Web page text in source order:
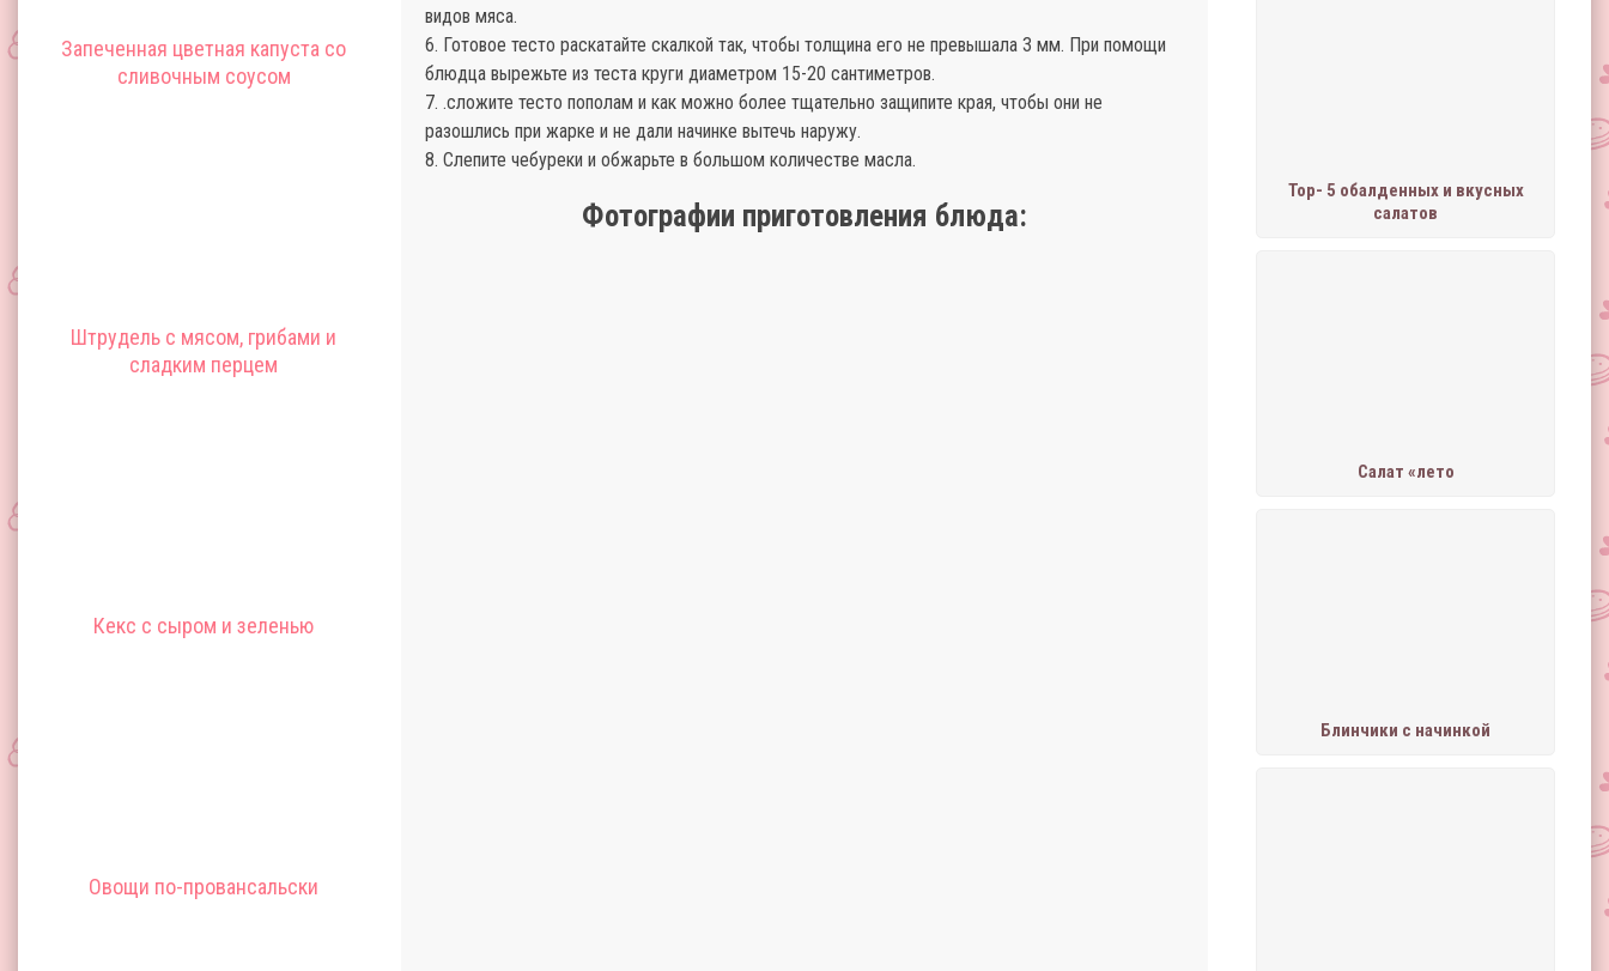
Запеченная цветная капуста со
сливочным соусом
Штрудель с мясом, грибами и
сладким перцем
Кекс с сыром и зеленью
Овощи по-провансальски
Тор- 5 обалденных и вкусных
салатов
Салат «лето
Блинчики с начинкой
видов мяса.
6. Готовое тесто раскатайте скалкой так, чтобы толщина его не превышала 3 мм. При помощи
блюдца вырежьте из теста круги диаметром 15-20 сантиметров.
7. .сложите тесто пополам и как можно более тщательно защипите края, чтобы они не
разошлись при жарке и не дали начинке вытечь наружу.
8. Слепите чебуреки и обжарьте в большом количестве масла.
Фотографии приготовления блюда: